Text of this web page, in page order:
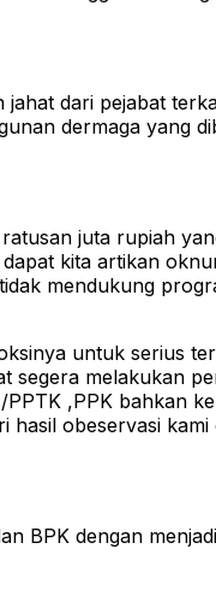
dari pejabat
dermaga yang
juta rupiah
kita artikan
mendukung
untuk serius
melakukan
,PPK bahkan
obeservasi
BPK dengan